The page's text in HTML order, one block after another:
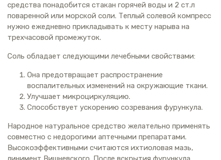
средства понадобится стакан горячей воды и 2 ст.л
поваренной или морской соли. Теплый солевой компресс
нужно ежедневно прикладывать к месту нарыва на
трехчасовой промежуток.
Соль обладает следующими лечебными свойствами:
Она предотвращает распространение
воспалительных изменений на окружающие ткани.
Улучшает микроциркуляцию.
Способствует ускорению созревания фурункула.
Народное натуральное средство желательно применять
совместно с недорогими аптечными препаратами.
Высокоэффективными считаются ихтиоловая мазь,